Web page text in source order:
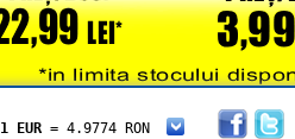
1 EUR = 4.9774 RON